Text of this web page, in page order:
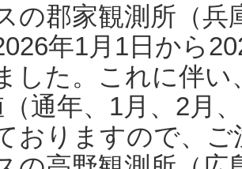
の郡家観測所（
年1月1日から
した。これに伴い
通年、1月、2月
おりますので、